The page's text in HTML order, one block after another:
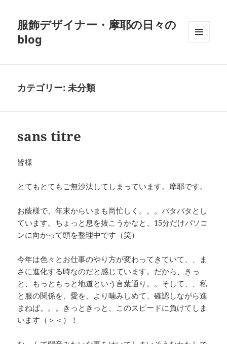
服飾デザイナー・摩耶の日々の
blog
カテゴリー:未分類
sans titre
皆様
とてもとてもご無沙汰してしまっています。摩耶です。
お蔭様で、年末からいまも尚忙しく。。。バタバタとし
ています。ちょっと息を抜こうかなと、15分だけパソコ
ンに向かって頭を整理中です（笑）
今年は色々とお仕事のやり方が変わってきていて、、ま
さに進化する時なのだと感じています。だから、きっ
と、もっともっと地道という言葉通り。。そして、、私
と服の関係を、愛を、より噛みしめて、確認しながら進
まねば。。。きっときっと、このスピードに負けてしま
います（＞＜）！